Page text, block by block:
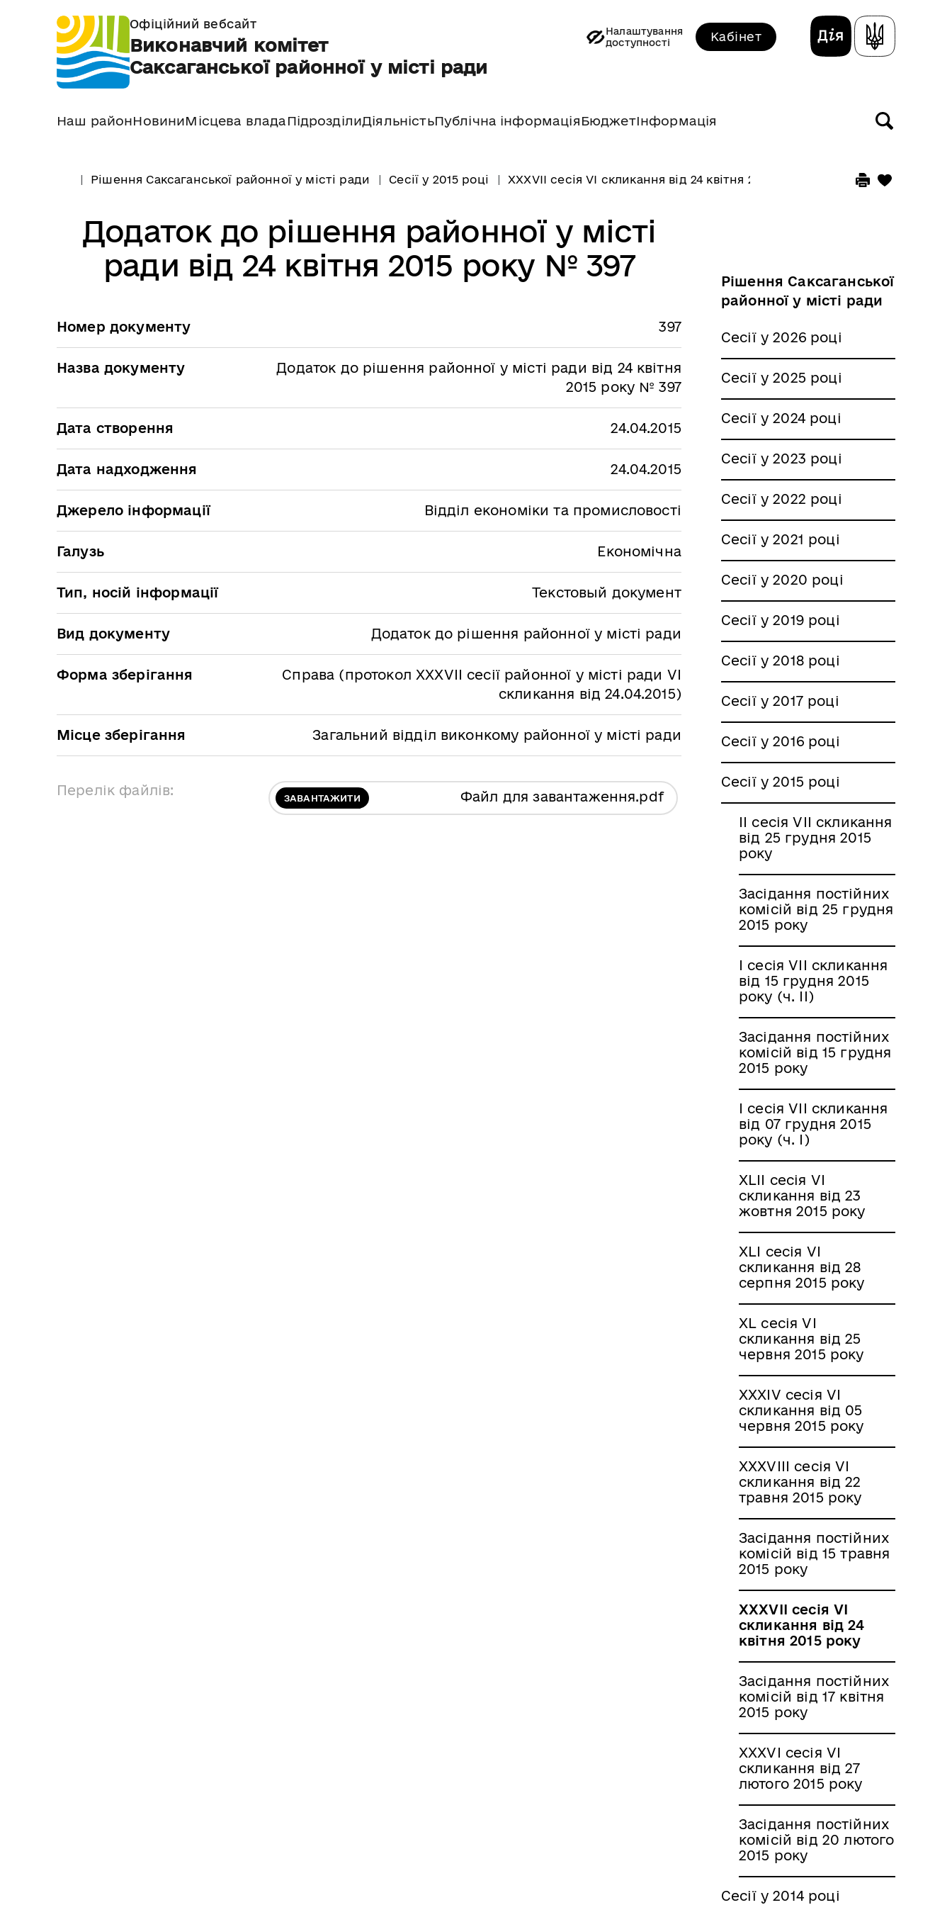
Офіційний вебсайт
Виконавчий комітет
Саксаганської районної у місті ради
Налаштування
доступності
Кабінет
Наш районНовиниМісцева влада ПідрозділиДіяльністьПублічна інформація БюджетІнформація
Рішення Саксаганської районної у місті ради Сесії у 2015 році XXXVII сесія VI скликання від 24 квітня 2015 року
Додаток до рішення районної у місті
ради від 24 квітня 2015 року № 397
Номер документу 397
Назва документу
Додаток до рішення районної у місті ради від 24 квітня
2015 року № 397
Дата створення 24.04.2015
Дата надходження 24.04.2015
Джерело інформації Відділ економіки та промисловості
Галузь Економічна
Тип, носій інформації Текстовый документ
Вид документу Додаток до рішення районної у місті ради
Форма зберігання
Справа (протокол XXХVІІ сесії районної у місті ради VІ
скликання від 24.04.2015)
Місце зберігання Загальний відділ виконкому районної у місті ради
Перелік файлів: ЗАВАНТАЖИТИ Файл для завантаження.pdf
Рішення Саксаганської
районної у місті ради
Сесії у 2026 році
Сесії у 2025 році
Сесії у 2024 році
Сесії у 2023 році
Сесії у 2022 році
Сесії у 2021 році
Сесії у 2020 році
Сесії у 2019 році
Сесії у 2018 році
Сесії у 2017 році
Сесії у 2016 році
Сесії у 2015 році
II сесія VII скликання
від 25 грудня 2015
року
Засідання постійних
комісій від 25 грудня
2015 року
I сесія VII скликання
від 15 грудня 2015
року (ч. ІІ)
Засідання постійних
комісій від 15 грудня
2015 року
І сесія VII скликання
від 07 грудня 2015
року (ч. І)
XLII сесія VI
скликання від 23
жовтня 2015 року
XLI сесія VI
скликання від 28
серпня 2015 року
XL сесія VI
скликання від 25
червня 2015 року
XXXIV сесія VI
скликання від 05
червня 2015 року
XXXVIII сесія VI
скликання від 22
травня 2015 року
Засідання постійних
комісій від 15 травня
2015 року
XXXVII сесія VI
скликання від 24
квітня 2015 року
Засідання постійних
комісій від 17 квітня
2015 року
XXXVI сесія VI
скликання від 27
лютого 2015 року
Засідання постійних
комісій від 20 лютого
2015 року
Сесії у 2014 році